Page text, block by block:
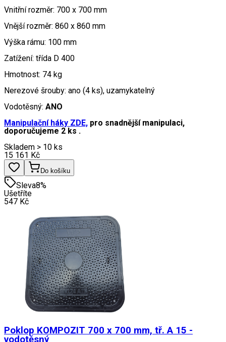
Vnitřní rozměr: 700 x 700 mm
Vnější rozměr: 860 x 860 mm
Výška rámu: 100 mm
Zatížení: třída D 400
Hmotnost: 74 kg
Nerezové šrouby: ano (4 ks), uzamykatelný
Vodotěsný: ANO
Manipulační háky ZDE, pro snadnější manipulaci,
doporučujeme 2 ks .
Skladem > 10 ks
15 161 Kč
Do košíku
Sleva8%
Ušetříte
547 Kč
Poklop KOMPOZIT 700 x 700 mm, tř. A 15 -
vodotěsný